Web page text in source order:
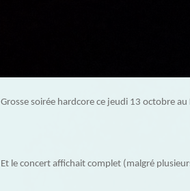
Grosse soirée hardcore ce jeudi 13 octobre
Et le concert affichait complet (malgré